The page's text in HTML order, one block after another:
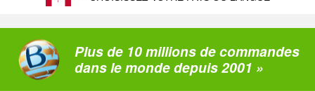
Plus de 10 millions de commandes
dans le monde depuis 2001 »